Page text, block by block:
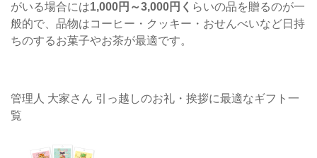
がいる場合には1,000円～3,000円く らいの品を贈るのが一
般的で、品物はコーヒー・クッキー・おせんべいなど日持
ちのするお菓子やお茶が最適です。
管理人 大家さん 引っ越しのお礼・挨拶に最適なギフト一
覧